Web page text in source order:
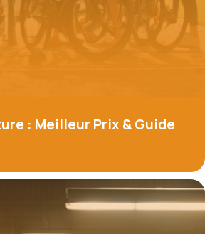
: Meilleur Prix & Guide